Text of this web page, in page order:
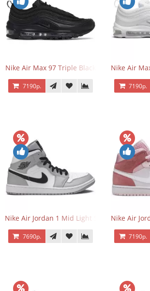
Nike Air Max 97 Triple Black
7190р.
Nike Air
7190р.
Nike Air Jordan 1 Mid Light Smoke Grey
7690р.
Nike Air
7190р.